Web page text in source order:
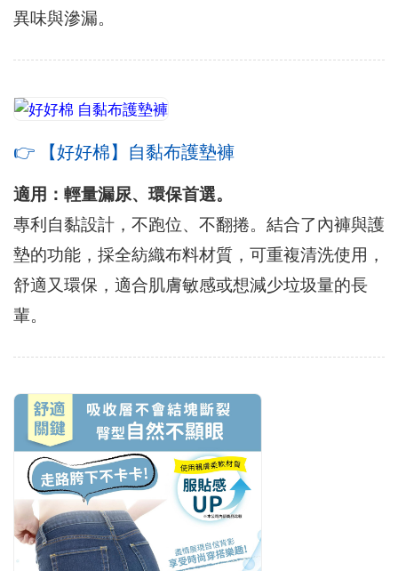
異味與滲漏。
👉 【好好棉】自黏布護墊褲
適用：輕量漏尿、環保首選。
專利自黏設計，不跑位、不翻捲。結合了內褲與護
墊的功能，採全紡織布料材質，可重複清洗使用，
舒適又環保，適合肌膚敏感或想減少垃圾量的長
輩。